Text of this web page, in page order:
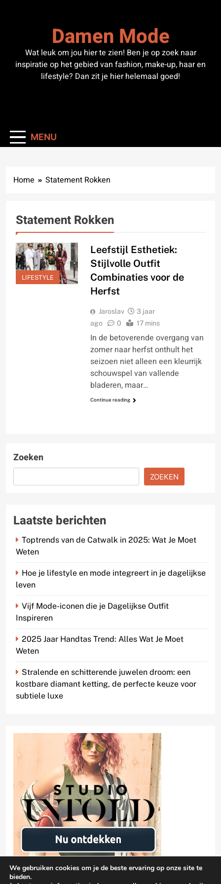
Damen Mode
Wat leuk om jou hier te zien! Ben je op zoek naar
inspiratie op het gebied van fashion, make-up, haar en
lifestyle? Dan zit je hier helemaal goed!
MENU
Home Statement Rokken
Statement Rokken
LIFESTYLE
Leefstijl Esthetiek:
Stijlvolle Outfit
Combinaties voor de
Herfst
Jaroslav
3 jaar
ago
0 17 mins
In de betoverende overgang van
zomer naar herfst onthult het
seizoen niet alleen een kleurrijk
schouwspel van vallende
bladeren, maar…
Continue reading
Zoeken
ZOEKEN
Laatste berichten
Toptrends van de Catwalk in 2025: Wat Je Moet
Weten
Hoe je lifestyle en mode integreert in je dagelijkse
leven
Vijf Mode-iconen die je Dagelijkse Outfit
Inspireren
2025 Jaar Handtas Trend: Alles Wat Je Moet
Weten
Stralende en schitterende juwelen droom: een
kostbare diamant ketting, de perfecte keuze voor
subtiele luxe
We gebruiken cookies om je de beste ervaring op onze site te
bieden.